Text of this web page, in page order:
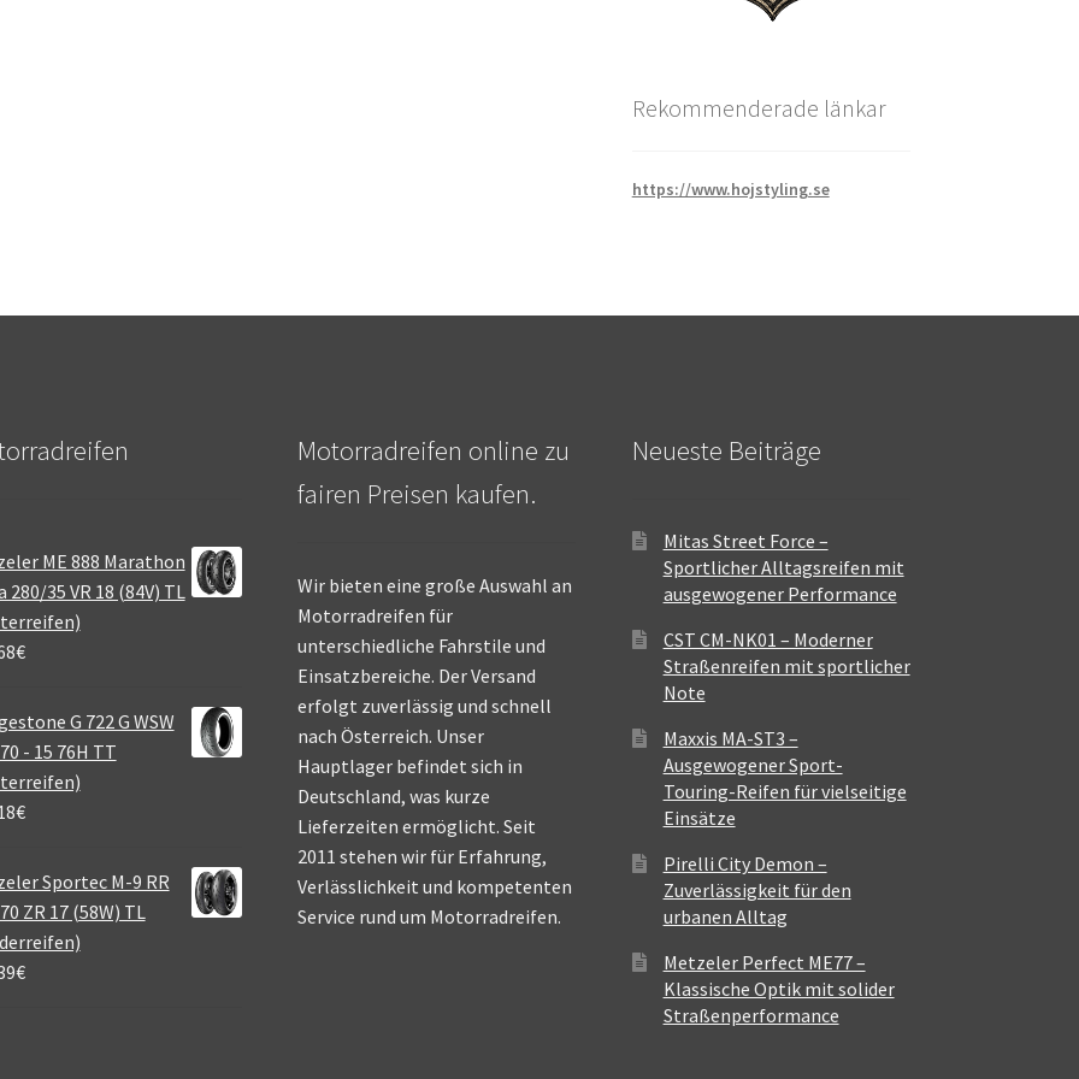
Rekommenderade länkar
https://www.hojstyling.se
ME 888 Marathon
280/35 VR 18 (84V) TL
€
G 722 G WSW
- 15 76H TT
€
Sportec M-9 RR
ZR 17 (58W) TL
€
Motorradreifen online zu
fairen Preisen kaufen.
Wir bieten eine große Auswahl an
Motorradreifen für
unterschiedliche Fahrstile und
Einsatzbereiche. Der Versand
erfolgt zuverlässig und schnell
nach Österreich. Unser
Hauptlager befindet sich in
Deutschland, was kurze
Lieferzeiten ermöglicht. Seit
2011 stehen wir für Erfahrung,
Verlässlichkeit und kompetenten
Service rund um Motorradreifen.
Neueste Beiträge
Mitas Street Force –
Sportlicher Alltagsreifen mit
ausgewogener Performance
CST CM-NK01 – Moderner
Straßenreifen mit sportlicher
Note
Maxxis MA-ST3 –
Ausgewogener Sport-
Touring-Reifen für vielseitige
Einsätze
Pirelli City Demon –
Zuverlässigkeit für den
urbanen Alltag
Metzeler Perfect ME77 –
Klassische Optik mit solider
Straßenperformance